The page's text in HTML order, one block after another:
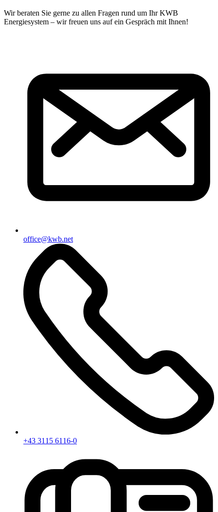
Wir beraten Sie gerne zu allen Fragen rund um Ihr KWB
Energiesystem – wir freuen uns auf ein Gespräch mit Ihnen!
office@kwb.net
+43 3115 6116-0